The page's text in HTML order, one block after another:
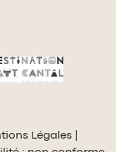
Légales